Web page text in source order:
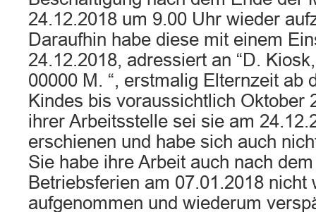
24.12.2018 um 9.00 Uhr wieder
Daraufhin habe diese mit einem
24.12.2018, adressiert an “D.
00000 M. “, erstmalig Elternzeit ab
Kindes bis voraussichtlich Oktober
ihrer Arbeitsstelle sei sie am
erschienen und habe sich auch
Sie habe ihre Arbeit auch nach
Betriebsferien am 07.01.2018 nicht
aufgenommen und wiederum